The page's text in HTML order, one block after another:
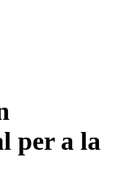
per a la